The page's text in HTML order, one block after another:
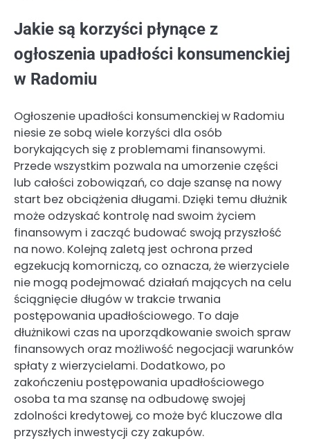
Jakie są korzyści płynące z
ogłoszenia upadłości konsumenckiej
w Radomiu
Ogłoszenie upadłości konsumenckiej w Radomiu
niesie ze sobą wiele korzyści dla osób
borykających się z problemami finansowymi.
Przede wszystkim pozwala na umorzenie części
lub całości zobowiązań, co daje szansę na nowy
start bez obciążenia długami. Dzięki temu dłużnik
może odzyskać kontrolę nad swoim życiem
finansowym i zacząć budować swoją przyszłość
na nowo. Kolejną zaletą jest ochrona przed
egzekucją komorniczą, co oznacza, że wierzyciele
nie mogą podejmować działań mających na celu
ściągnięcie długów w trakcie trwania
postępowania upadłościowego. To daje
dłużnikowi czas na uporządkowanie swoich spraw
finansowych oraz możliwość negocjacji warunków
spłaty z wierzycielami. Dodatkowo, po
zakończeniu postępowania upadłościowego
osoba ta ma szansę na odbudowę swojej
zdolności kredytowej, co może być kluczowe dla
przyszłych inwestycji czy zakupów.